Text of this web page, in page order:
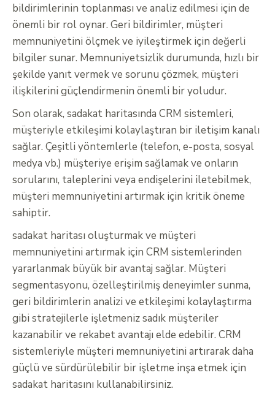
bildirimlerinin toplanması ve analiz edilmesi için de
önemli bir rol oynar. Geri bildirimler, müşteri
memnuniyetini ölçmek ve iyileştirmek için değerli
bilgiler sunar. Memnuniyetsizlik durumunda, hızlı bir
şekilde yanıt vermek ve sorunu çözmek, müşteri
ilişkilerini güçlendirmenin önemli bir yoludur.
Son olarak, sadakat haritasında CRM sistemleri,
müşteriyle etkileşimi kolaylaştıran bir iletişim kanalı
sağlar. Çeşitli yöntemlerle (telefon, e-posta, sosyal
medya vb.) müşteriye erişim sağlamak ve onların
sorularını, taleplerini veya endişelerini iletebilmek,
müşteri memnuniyetini artırmak için kritik öneme
sahiptir.
sadakat haritası oluşturmak ve müşteri
memnuniyetini artırmak için CRM sistemlerinden
yararlanmak büyük bir avantaj sağlar. Müşteri
segmentasyonu, özelleştirilmiş deneyimler sunma,
geri bildirimlerin analizi ve etkileşimi kolaylaştırma
gibi stratejilerle işletmeniz sadık müşteriler
kazanabilir ve rekabet avantajı elde edebilir. CRM
sistemleriyle müşteri memnuniyetini artırarak daha
güçlü ve sürdürülebilir bir işletme inşa etmek için
sadakat haritasını kullanabilirsiniz.